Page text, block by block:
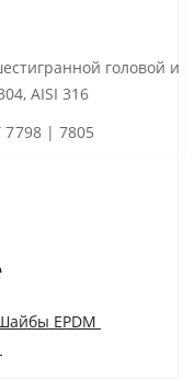
головой и
AISI 316
| 7805
EPDM